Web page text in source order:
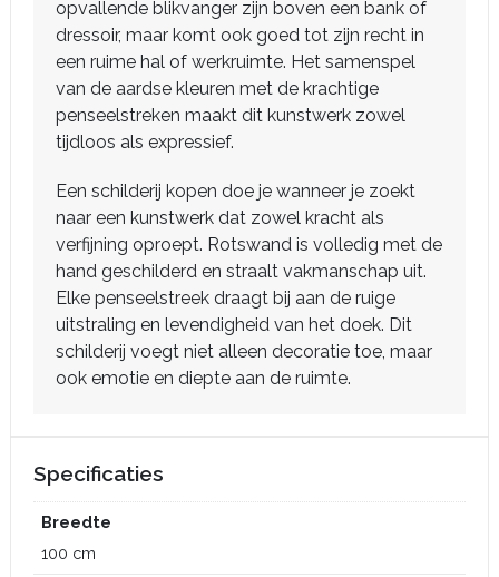
opvallende blikvanger zijn boven een bank of
dressoir, maar komt ook goed tot zijn recht in
een ruime hal of werkruimte. Het samenspel
van de aardse kleuren met de krachtige
penseelstreken maakt dit kunstwerk zowel
tijdloos als expressief.
Een schilderij kopen doe je wanneer je zoekt
naar een kunstwerk dat zowel kracht als
verfijning oproept. Rotswand is volledig met de
hand geschilderd en straalt vakmanschap uit.
Elke penseelstreek draagt bij aan de ruige
uitstraling en levendigheid van het doek. Dit
schilderij voegt niet alleen decoratie toe, maar
ook emotie en diepte aan de ruimte.
Specificaties
Breedte
100 cm